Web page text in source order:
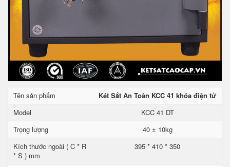
Tên sản phẩm
Két Sắt An Toàn KCC 41 khóa điện tử
Model
KCC 41 DT
Trọng lượng
40 ± 10kg
Kích thước ngoài ( C * R
* S ) mm
395 * 410 * 350